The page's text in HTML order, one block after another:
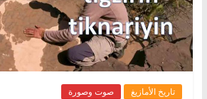
تاريخ الأمازيغ صوت وصورة